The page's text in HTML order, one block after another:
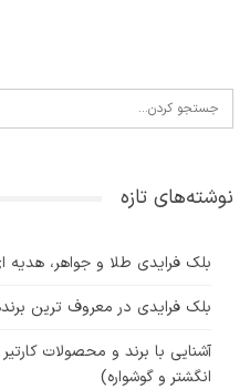
نوشته‌های تازه
بلک فرایدی طلا و جواهر،
بلک فرایدی در معروف ترین
آشنایی با برند و محصولات
انگشتر و گوشواره)